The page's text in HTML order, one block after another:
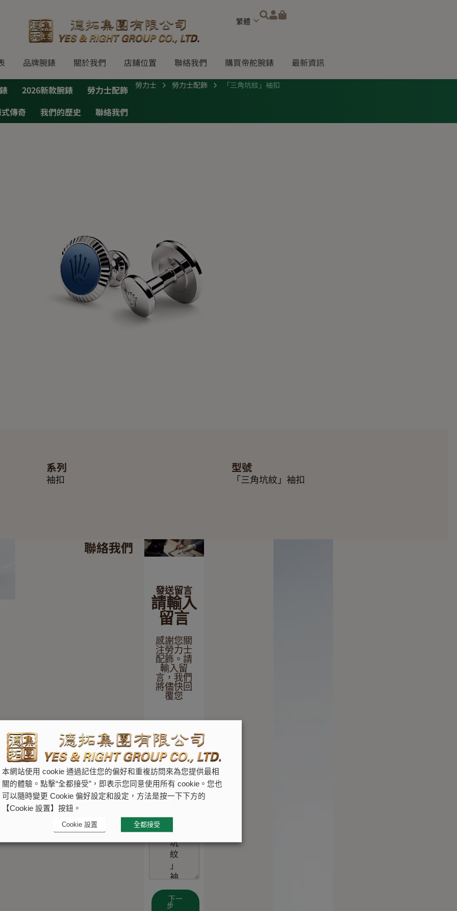
品牌腕錶 關於我們 店鋪位置 聯絡我們 購買帝舵腕錶 最新資訊
2026新款腕錶
勞力士配飾
傳奇
我們的歷史 聯絡我們
勞力士 勞力士配飾 「三角坑紋」袖扣
系列
袖扣
型號
「三角坑紋」袖扣
聯絡我們
發送留言
請輸入
留言
感謝您關
注勞力士
配飾。請
輸入留
言，我們
將儘快回
覆您
下一
步
本網站使用 cookie 通過記住您的偏好和重複訪問來為您提供最相
關的體驗。點擊“全都接受”，即表示您同意使用所有 cookie。您也
可以隨時變更 Cookie 偏好設定和設定，方法是按一下下方的
【Cookie 設置】按鈕。
Cookie 設置 全都接受